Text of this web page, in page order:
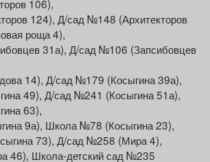
106),
124), Д/сад №148 (Архитекторов
роща 4),
31а), Д/сад №106 (Запсибовцев
14), Д/сад №179 (Косыгина 39а),
49), Д/сад №241 (Косыгина 51а),
63),
9а), Школа №78 (Косыгина 23),
73), Д/сад №258 (Мира 4),
46), Школа-детский сад №235